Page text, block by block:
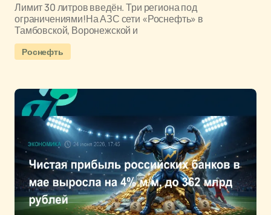
Лимит 30 литров введён. Три региона под
ограничениями!На АЗС сети «Роснефть» в
Тамбовской, Воронежской и
Роснефть